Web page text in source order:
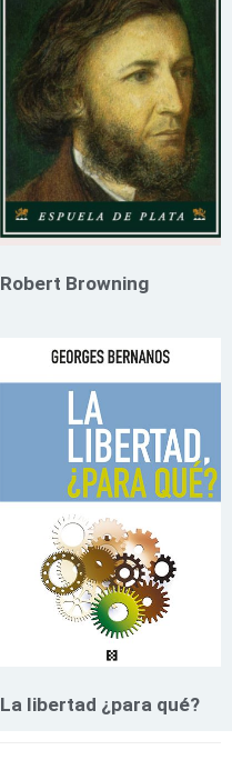
Robert Browning
La libertad ¿para qué?